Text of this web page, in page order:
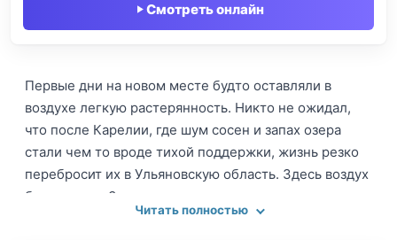
Смотреть онлайн
Первые дни на новом месте будто оставляли в
воздухе легкую растерянность. Никто не ожидал,
что после Карелии, где шум сосен и запах озера
стали чем то вроде тихой поддержки, жизнь резко
перебросит их в Ульяновскую область. Здесь воздух
был другим. Земля казалась суше, люди
сдержаннее, а служба словно требовала от них
Читать полностью